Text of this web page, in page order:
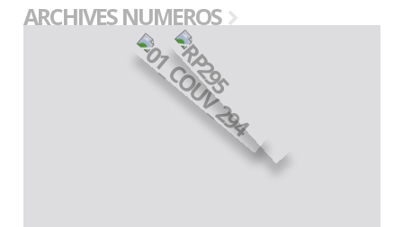
ARCHIVES NUMEROS